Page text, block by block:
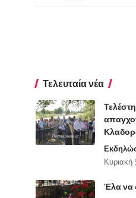
Τελευταία νέα
Κυριακή
Έλα να